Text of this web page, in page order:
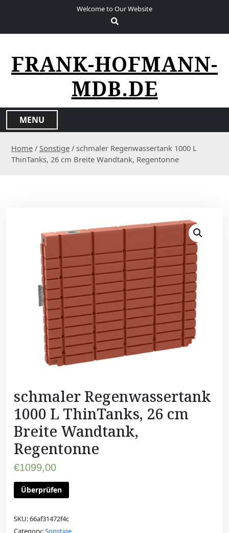
Welcome to Our Website
FRANK-HOFMANN-
MDB.DE
MENU
Home / Sonstige / schmaler Regenwassertank 1000 L
ThinTanks, 26 cm Breite Wandtank, Regentonne
schmaler Regenwassertank
1000 L ThinTanks, 26 cm
Breite Wandtank,
Regentonne
€1099,00
Überprüfen
SKU:66af31472f4c
Category:Sonstige